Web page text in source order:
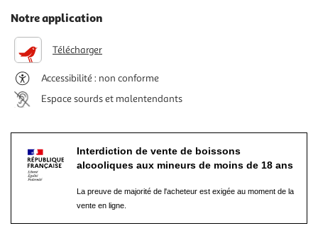
Notre application
Télécharger
Accessibilité : non conforme
Espace sourds et malentendants
Interdiction de vente de boissons
alcooliques aux mineurs de moins de 18 ans
La preuve de majorité de l'acheteur est exigée au moment de la
vente en ligne.